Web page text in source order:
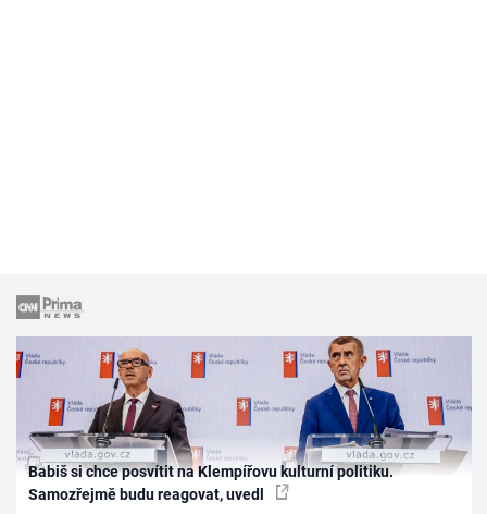
Babiš si chce posvítit na Klempířovu kulturní politiku.
Samozřejmě budu reagovat, uvedl